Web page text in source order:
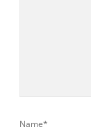
Name*